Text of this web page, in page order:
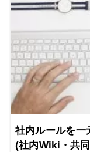
社内ルールを
(社内Wiki・共